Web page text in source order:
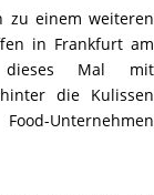
zu einem weiteren
in Frankfurt am
Mal mit
die Kulissen
Unternehmen